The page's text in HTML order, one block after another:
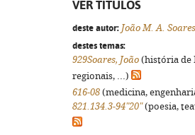
VER TÍTULOS
deste autor: João M. A. Soares
destes temas:
929Soares, João (história de
regionais, ...)
616-08 (medicina,
821.134.3-94"20"(poesia,